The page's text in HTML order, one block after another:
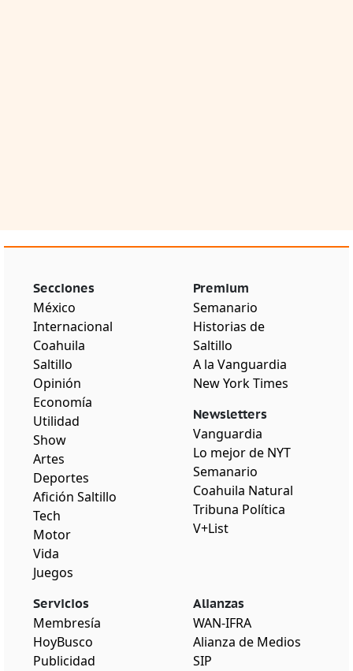
Secciones
México
Internacional
Coahuila
Saltillo
Opinión
Economía
Utilidad
Show
Artes
Deportes
Afición Saltillo
Tech
Motor
Vida
Juegos
Premium
Semanario
Historias de
Saltillo
A la Vanguardia
New York Times
Newsletters
Vanguardia
Lo mejor de NYT
Semanario
Coahuila Natural
Tribuna Política
V+List
Servicios
Membresía
HoyBusco
Publicidad
Alianzas
WAN-IFRA
Alianza de Medios
SIP